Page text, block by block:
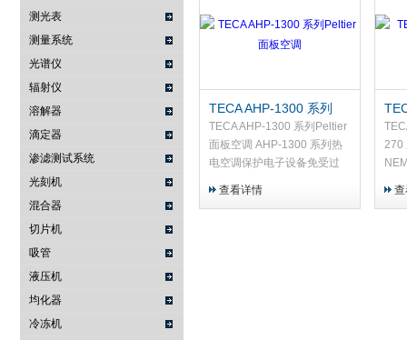
测光表
测量系统
光谱仪
辐射仪
溶解器
滴定器
渗滤测试系统
光刻机
混合器
切片机
吸管
液压机
均化器
冷冻机
机 • 环保且安全 • 不锈钢外置
外壳 • 可在任何方向安装和运
置
TECA AHP-1300 系列
Peltier 面板空调
TECA AHP-1300 系列Peltier
面板空调 AHP-1300 系列热
电空调保护电子设备免受过
术，AHP-690 冷却器可保护
查看详情
270